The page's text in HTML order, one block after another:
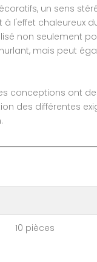
un sens
l'effet chaleureux
non seulement
mais peut
conceptions ont
des différentes